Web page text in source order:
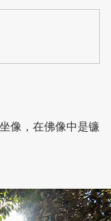
像，在佛像中是镰